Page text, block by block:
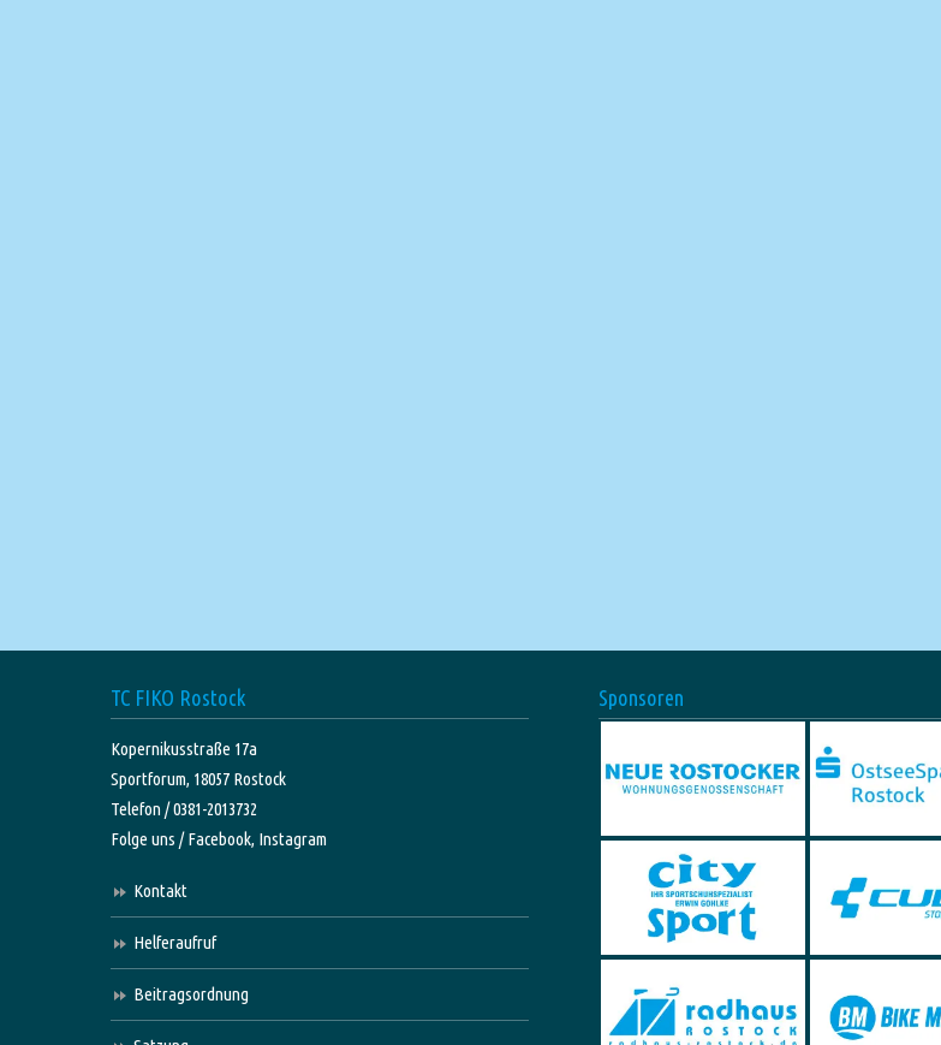
TC FIKO Rostock
Kopernikusstraße 17a
Sportforum, 18057 Rostock
Telefon / 0381-2013732
Folge uns /Facebook, Instagram
Kontakt
Helferaufruf
Beitragsordnung
Sponsoren